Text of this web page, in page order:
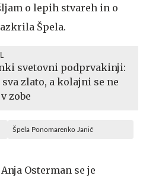
o lepih stvareh in o
Špela.
svetovni podprvakinji:
zlato, a kolajni se ne
zobe
Špela Ponomarenko Janić
Osterman se je